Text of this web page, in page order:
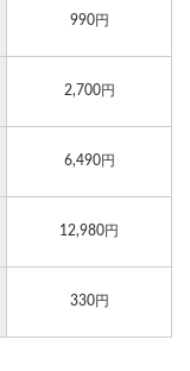
990円
2,700円
6,490円
12,980円
330円